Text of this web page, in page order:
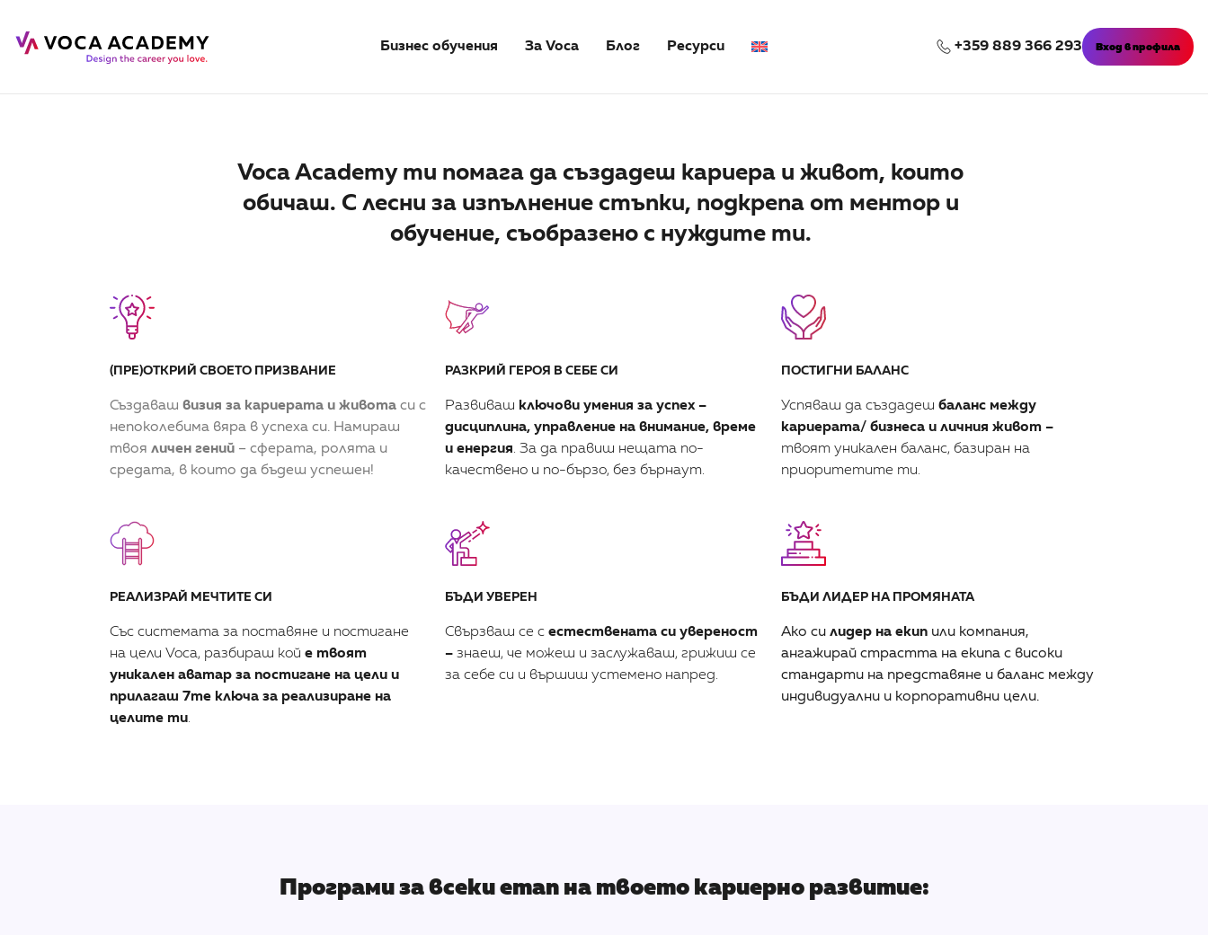
Бизнес обучения За Voca Блог Ресурси +359 889 366 293 Вход в профила
Voca Academy ти помага да създадеш кариера и живот, които
обичаш. С лесни за изпълнение стъпки, подкрепа от ментор и
обучение, съобразено с нуждите ти.
(ПРЕ)ОТКРИЙ СВОЕТО ПРИЗВАНИЕ
Създаваш визия за кариерата и живота си с
непоколебима вяра в успеха си. Намираш
твоя личен гений – сферата, ролята и
средата, в които да бъдеш успешен!
РАЗКРИЙ ГЕРОЯ В СЕБЕ СИ
Развиваш ключови умения за успех –
дисциплина, управление на внимание, време
и енергия. За да правиш нещата по-
качествено и по-бързо, без бърнаут.
ПОСТИГНИ БАЛАНС
Успяваш да създадеш баланс между
кариерата/ бизнеса и личния живот –
твоят уникален баланс, базиран на
приоритетите ти.
РЕАЛИЗРАЙ МЕЧТИТЕ СИ
Със системата за поставяне и постигане
на цели Voca, разбираш кой е твоят
уникален аватар за постигане на цели и
прилагаш 7те ключа за реализиране на
целите ти.
БЪДИ УВЕРЕН
Свързваш се сестествената си увереност
– знаеш, че можеш и заслужаваш, грижиш се
за себе си и вършиш устемено напред.
БЪДИ ЛИДЕР НА ПРОМЯНАТА
Ако си лидер на екипили компания,
ангажирай страстта на екипа с високи
стандарти на представяне и баланс между
индивидуални и корпоративни цели.
Програми за всеки етап на твоето кариерно развитие: